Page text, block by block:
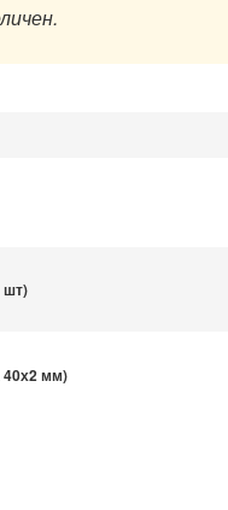
шт)
40х2 мм)